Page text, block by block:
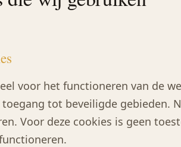
voor het functioneren van de
tot beveiligde gebieden.
Voor deze cookies is geen